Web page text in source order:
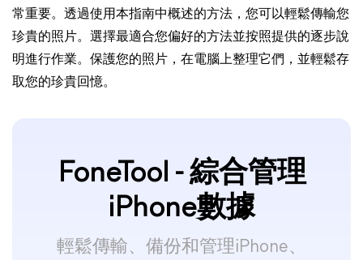
常重要。透過使用本指南中概述的方法，您可以輕鬆傳輸您
珍貴的照片。選擇最適合您偏好的方法並按照提供的逐步說
明進行作業。保護您的照片，在電腦上整理它們，並輕鬆存
取您的珍貴回憶。
FoneTool - 綜合管理
iPhone數據
輕鬆傳輸、備份和管理iPhone、